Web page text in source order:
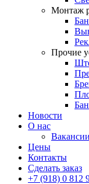
Монтаж
Прочие
Новости
О нас
Вакансии
Цены
Контакты
Сделать заказ
+7 (918) 0 812